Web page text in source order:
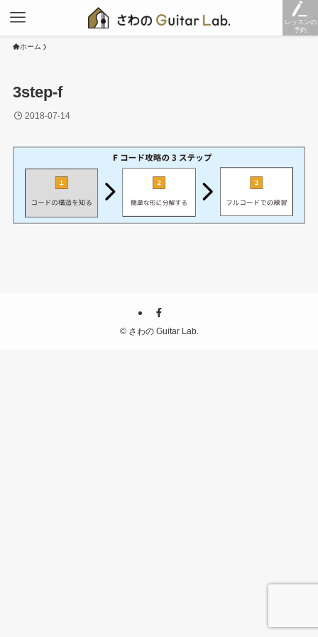
レッスンの
予約
ホーム
3step-f
2018-07-14
©さわの Guitar Lab.